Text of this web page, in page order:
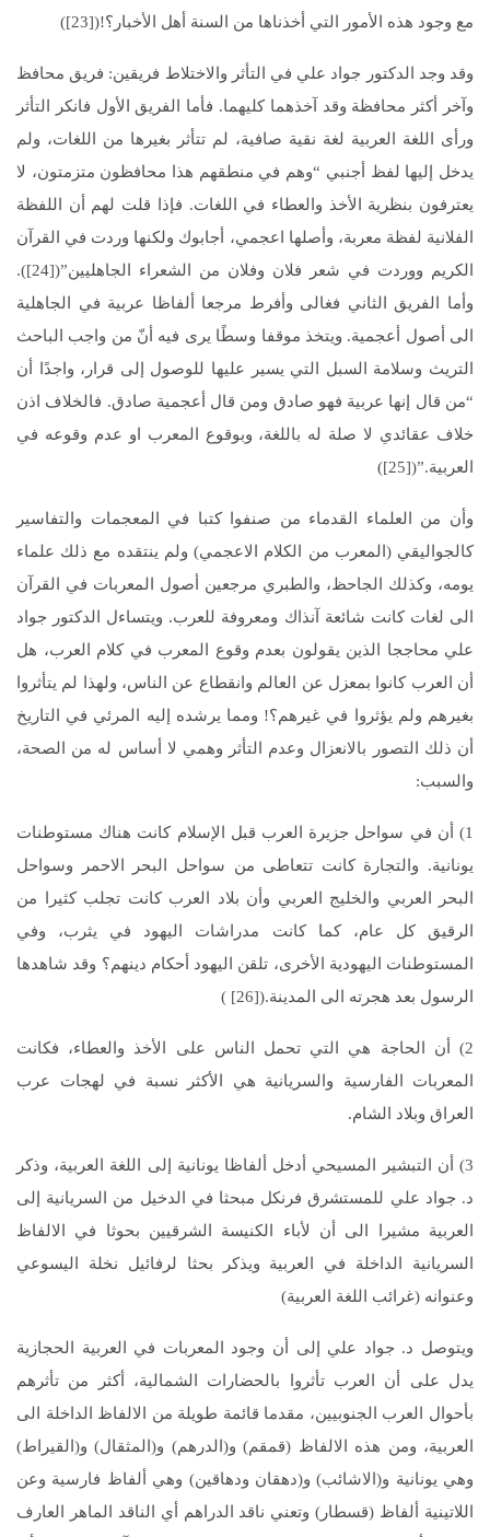
مع وجود هذه الأمور التي أخذناها من السنة أهل الأخبار؟!([23])
وقد وجد الدكتور جواد علي في التأثر والاختلاط فريقين: فريق محافظ
وآخر أكثر محافظة وقد آخذهما كليهما. فأما الفريق الأول فانكر التأثر
ورأى اللغة العربية لغة نقية صافية، لم تتأثر بغيرها من اللغات، ولم
يدخل إليها لفظ أجنبي “وهم في منطقهم هذا محافظون متزمتون، لا
يعترفون بنظرية الأخذ والعطاء في اللغات. فإذا قلت لهم أن اللفظة
الفلانية لفظة معربة، وأصلها اعجمي، أجابوك ولكنها وردت في القرآن
الكريم ووردت في شعر فلان وفلان من الشعراء الجاهليين”([24]).
وأما الفريق الثاني فغالى وأفرط مرجعا ألفاظا عربية في الجاهلية
الى أصول أعجمية. ويتخذ موقفا وسطًا يرى فيه أنّ من واجب الباحث
التريث وسلامة السبل التي يسير عليها للوصول إلى قرار، واجدًا أن
“من قال إنها عربية فهو صادق ومن قال أعجمية صادق. فالخلاف اذن
خلاف عقائدي لا صلة له باللغة، وبوقوع المعرب او عدم وقوعه في
العربية.”([25])
وأن من العلماء القدماء من صنفوا كتبا في المعجمات والتفاسير
كالجواليقي (المعرب من الكلام الاعجمي) ولم ينتقده مع ذلك علماء
يومه، وكذلك الجاحظ، والطبري مرجعين أصول المعربات في القرآن
الى لغات كانت شائعة آنذاك ومعروفة للعرب. ويتساءل الدكتور جواد
علي محاججا الذين يقولون بعدم وقوع المعرب في كلام العرب، هل
أن العرب كانوا بمعزل عن العالم وانقطاع عن الناس، ولهذا لم يتأثروا
بغيرهم ولم يؤثروا في غيرهم؟! ومما يرشده إليه المرئي في التاريخ
أن ذلك التصور بالانعزال وعدم التأثر وهمي لا أساس له من الصحة،
والسبب:
1) أن في سواحل جزيرة العرب قبل الإسلام كانت هناك مستوطنات
يونانية. والتجارة كانت تتعاطى من سواحل البحر الاحمر وسواحل
البحر العربي والخليج العربي وأن بلاد العرب كانت تجلب كثيرا من
الرقيق كل عام، كما كانت مدراشات اليهود في يثرب، وفي
المستوطنات اليهودية الأخرى، تلقن اليهود أحكام دينهم؟ وقد شاهدها
الرسول بعد هجرته الى المدينة.([26] )
2) أن الحاجة هي التي تحمل الناس على الأخذ والعطاء، فكانت
المعربات الفارسية والسريانية هي الأكثر نسبة في لهجات عرب
العراق وبلاد الشام.
3) أن التبشير المسيحي أدخل ألفاظا يونانية إلى اللغة العربية، وذكر
د. جواد علي للمستشرق فرنكل مبحثا في الدخيل من السريانية إلى
العربية مشيرا الى أن لأباء الكنيسة الشرقيين بحوثا في الالفاظ
السريانية الداخلة في العربية ويذكر بحثا لرفائيل نخلة اليسوعي
وعنوانه (غرائب اللغة العربية)
ويتوصل د. جواد علي إلى أن وجود المعربات في العربية الحجازية
يدل على أن العرب تأثروا بالحضارات الشمالية، أكثر من تأثرهم
بأحوال العرب الجنوبيين، مقدما قائمة طويلة من الالفاظ الداخلة الى
العربية، ومن هذه الالفاظ (قمقم) و(الدرهم) و(المثقال) و(القيراط)
وهي يونانية و(الاشائب) و(دهقان ودهاقين) وهي ألفاظ فارسية وعن
اللاتينية ألفاظ (قسطار) وتعني ناقد الدراهم أي الناقد الماهر العارف